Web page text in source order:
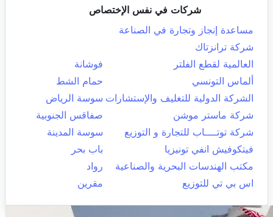
شركات في نفس الإختصاص
مساعدة إنجاز وتجارة في الصناعة
شركة ترانزتاك
العالمية لقطع الفلتر
فوشانة
ألماس التونسي
حمام الشط
الشركة الدولية للتغليف والإستشارات سوسة الرياض
شركة ماستر موشن
صفاقس الجنوبية
شركة توتــــاب للتجارة و التوزيع
سوسة المدينة
فيتكوفيش انفي تونيزيا
باب بحر
مكتب الهندسات البحرية والصناعية
رواد
اس بي تي للتوزيع
مقرين